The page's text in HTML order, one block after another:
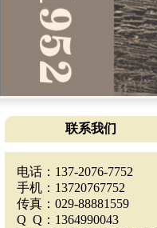
联系我们
电话：137-2076-7752
手机：13720767752
传真：029-88881559
Q Q：1364990043